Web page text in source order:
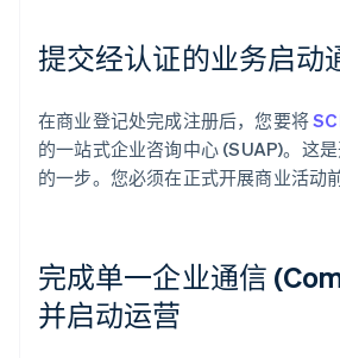
提交经认证的业务启动
在商业登记处完成注册后，您要将
的一站式企业咨询中心 (SUAP)。这
的一步。您必须在正式开展商业活动
完成单一企业通信
并启动运营